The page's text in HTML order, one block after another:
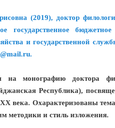
(2019), доктор
государственное
и государственной
на монографию доктора
Республика),
века. Охарактеризованы
методики и стиль изложения.